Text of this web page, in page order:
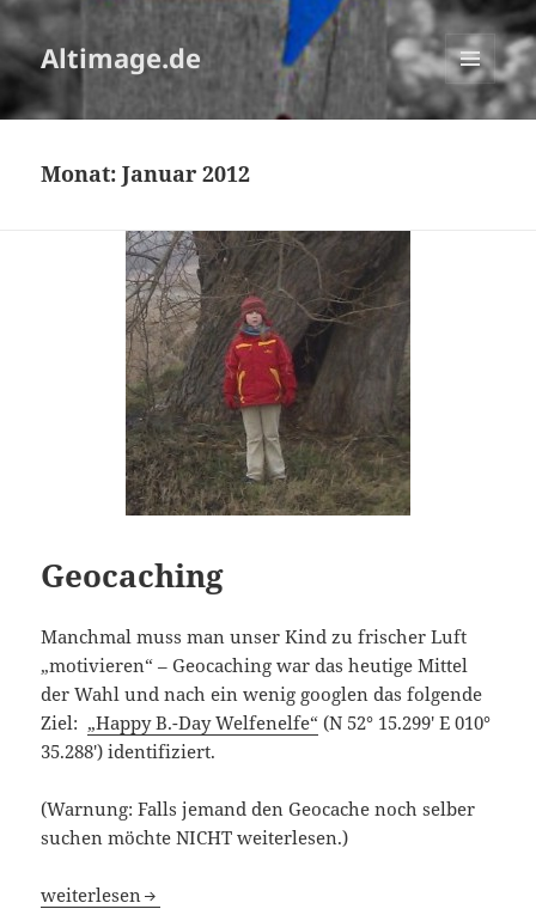
Altimage.de
MENÜ
Monat:Januar 2012
Geocaching
Manchmal muss man unser Kind zu frischer Luft
„motivieren“ – Geocaching war das heutige Mittel
der Wahl und nach ein wenig googlen das folgende
Ziel: „Happy B.-Day Welfenelfe“ (N 52° 15.299′ E 010°
35.288′) identifiziert.
(Warnung: Falls jemand den Geocache noch selber
suchen möchte NICHT weiterlesen.)
Geocaching
weiterlesen